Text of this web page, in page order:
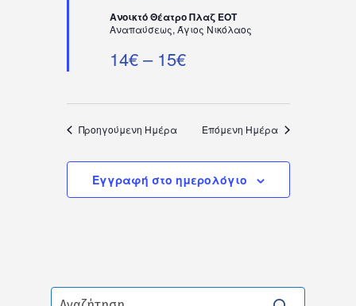
Ανοικτό Θέατρο Πλαζ ΕΟΤ
Αναπαύσεως, Άγιος Νικόλαος
14€ – 15€
Προηγούμενη Ημέρα Επόμενη Ημέρα
Εγγραφή στο ημερολόγιο